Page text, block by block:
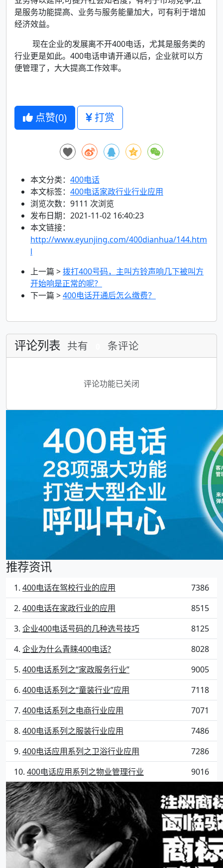
是服务功能提高、业务与服务能量加大，可有利于增加
经济效益。
现在企业的发展离不开400电话，尤其是服务类的
行业更是如此。400电话申请开通以后，企业就可以方
便管理了，大大提高工作效率。
点赞(0) 打赏
本文分类： 400电话
本文标签： 400电话家政行业行业应用
浏览次数： 9111 次浏览
发布日期：2021-11-02 16:40:23
本文链接：
http://www.eyunjing.com/400dianhua/144.htm
l
上一篇 >拨打400号码，主叫方铃声响几下被叫方
开始响是正常的呢？
下一篇 >400电话开通后怎么缴费？
评论列表 共有 条评论
评论功能已关闭
推荐资讯
400电话在驾校行业的应用
7386
400电话在家政行业的应用
8515
企业400电话号码的几种选号技巧
8125
企业为什么青睐400电话?
8028
400电话系列之“家政服务行业”
9005
400电话系列之“童装行业”应用
7118
400电话系列之电商行业应用
7071
400电话系列之服装行业应用
7486
400电话应用系列之卫浴行业应用
7286
400电话应用系列之物业管理行业
9016